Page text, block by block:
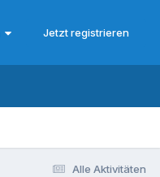
Jetzt registrieren
Alle Aktivitäten